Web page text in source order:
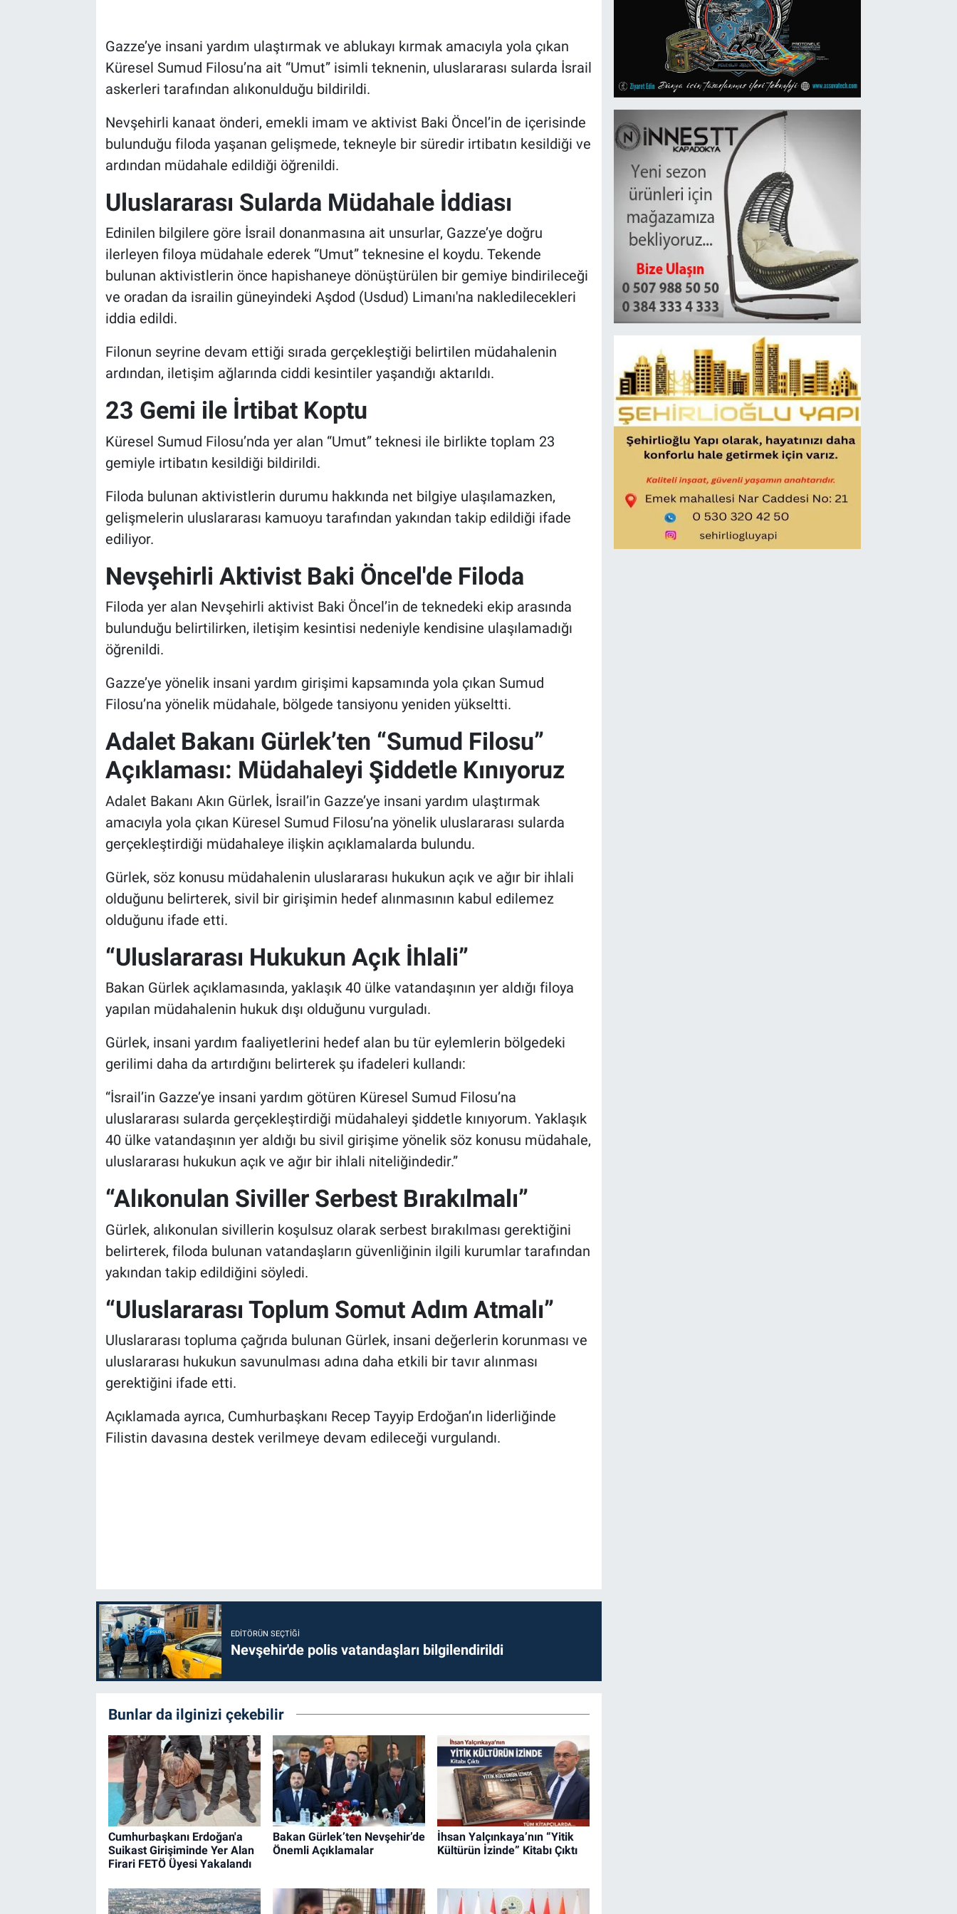
Gazze’ye insani yardım ulaştırmak ve ablukayı kırmak amacıyla yola çıkan
Küresel Sumud Filosu’na ait “Umut” isimli teknenin, uluslararası sularda İsrail
askerleri tarafından alıkonulduğu bildirildi.
Nevşehirli kanaat önderi, emekli imam ve aktivist Baki Öncel’in de içerisinde
bulunduğu filoda yaşanan gelişmede, tekneyle bir süredir irtibatın kesildiği ve
ardından müdahale edildiği öğrenildi.
Uluslararası Sularda Müdahale İddiası
Edinilen bilgilere göre İsrail donanmasına ait unsurlar, Gazze’ye doğru
ilerleyen filoya müdahale ederek “Umut” teknesine el koydu. Tekende
bulunan aktivistlerin önce hapishaneye dönüştürülen bir gemiye bindirileceği
ve oradan da israilin güneyindeki Aşdod (Usdud) Limanı'na nakledilecekleri
iddia edildi.
Filonun seyrine devam ettiği sırada gerçekleştiği belirtilen müdahalenin
ardından, iletişim ağlarında ciddi kesintiler yaşandığı aktarıldı.
23 Gemi ile İrtibat Koptu
Küresel Sumud Filosu’nda yer alan “Umut” teknesi ile birlikte toplam 23
gemiyle irtibatın kesildiği bildirildi.
Filoda bulunan aktivistlerin durumu hakkında net bilgiye ulaşılamazken,
gelişmelerin uluslararası kamuoyu tarafından yakından takip edildiği ifade
ediliyor.
Nevşehirli Aktivist Baki Öncel'de Filoda
Filoda yer alan Nevşehirli aktivist Baki Öncel’in de teknedeki ekip arasında
bulunduğu belirtilirken, iletişim kesintisi nedeniyle kendisine ulaşılamadığı
öğrenildi.
Gazze’ye yönelik insani yardım girişimi kapsamında yola çıkan Sumud
Filosu’na yönelik müdahale, bölgede tansiyonu yeniden yükseltti.
Adalet Bakanı Gürlek’ten “Sumud Filosu”
Açıklaması: Müdahaleyi Şiddetle Kınıyoruz
Adalet Bakanı Akın Gürlek, İsrail’in Gazze’ye insani yardım ulaştırmak
amacıyla yola çıkan Küresel Sumud Filosu’na yönelik uluslararası sularda
gerçekleştirdiği müdahaleye ilişkin açıklamalarda bulundu.
Gürlek, söz konusu müdahalenin uluslararası hukukun açık ve ağır bir ihlali
olduğunu belirterek, sivil bir girişimin hedef alınmasının kabul edilemez
olduğunu ifade etti.
“Uluslararası Hukukun Açık İhlali”
Bakan Gürlek açıklamasında, yaklaşık 40 ülke vatandaşının yer aldığı filoya
yapılan müdahalenin hukuk dışı olduğunu vurguladı.
Gürlek, insani yardım faaliyetlerini hedef alan bu tür eylemlerin bölgedeki
gerilimi daha da artırdığını belirterek şu ifadeleri kullandı:
“İsrail’in Gazze’ye insani yardım götüren Küresel Sumud Filosu’na
uluslararası sularda gerçekleştirdiği müdahaleyi şiddetle kınıyorum. Yaklaşık
40 ülke vatandaşının yer aldığı bu sivil girişime yönelik söz konusu müdahale,
uluslararası hukukun açık ve ağır bir ihlali niteliğindedir.”
“Alıkonulan Siviller Serbest Bırakılmalı”
Gürlek, alıkonulan sivillerin koşulsuz olarak serbest bırakılması gerektiğini
belirterek, filoda bulunan vatandaşların güvenliğinin ilgili kurumlar tarafından
yakından takip edildiğini söyledi.
“Uluslararası Toplum Somut Adım Atmalı”
Uluslararası topluma çağrıda bulunan Gürlek, insani değerlerin korunması ve
uluslararası hukukun savunulması adına daha etkili bir tavır alınması
gerektiğini ifade etti.
Açıklamada ayrıca, Cumhurbaşkanı Recep Tayyip Erdoğan’ın liderliğinde
Filistin davasına destek verilmeye devam edileceği vurgulandı.
EDITÖRÜN SEÇTIĞI
Nevşehir'de polis vatandaşları bilgilendirildi
Bunlar da ilginizi çekebilir
Cumhurbaşkanı Erdoğan'a
Suikast Girişiminde Yer Alan
Firari FETÖ Üyesi Yakalandı
Bakan Gürlek’ten Nevşehir’de
Önemli Açıklamalar
İhsan Yalçınkaya’nın “Yitik
Kültürün İzinde” Kitabı Çıktı
Haberde İnsan